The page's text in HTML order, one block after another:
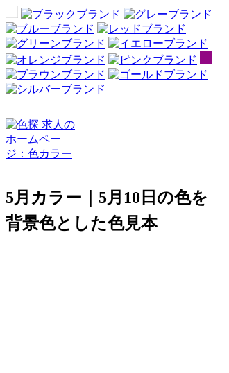
5月カラー｜5月10日の色を
背景色とした色見本